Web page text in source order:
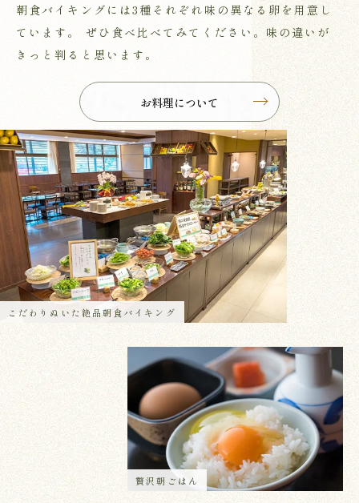
朝食バイキングには3種それぞれ味の異なる卵を用意し
ています。
ぜひ食べ比べてみてください。味の違いが
きっと判ると思います。
お料理について
こだわりぬいた絶品朝食バイキング
贅沢朝ごはん